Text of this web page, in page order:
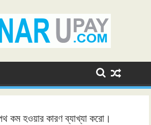
কম হওয়ার কারণ ব্যাখ্যা করো।